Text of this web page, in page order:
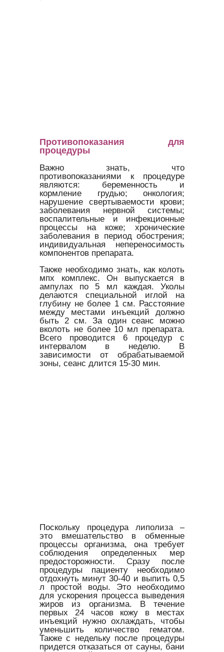
Противопоказания для
процедуры
Важно знать, что
противопоказаниями к процедуре
являются: беременность и
кормление грудью; онкология;
нарушение свертываемости крови;
заболевания нервной системы;
воспалительные и инфекционные
процессы на коже; хронические
заболевания в период обострения;
индивидуальная непереносимость
компонентов препарата.
Также необходимо знать, как колоть
мпх комплекс. Он выпускается в
ампулах по 5 мл каждая. Уколы
делаются специальной иглой на
глубину не более 1 см. Расстояние
между местами инъекций должно
быть 2 см. За один сеанс можно
вколоть не более 10 мл препарата.
Всего проводится 6 процедур с
интервалом в неделю. В
зависимости от обрабатываемой
зоны, сеанс длится 15-30 мин.
Поскольку процедура липолиза –
это вмешательство в обменные
процессы организма, она требует
соблюдения определенных мер
предосторожности. Сразу после
процедуры пациенту необходимо
отдохнуть минут 30-40 и выпить 0,5
л простой воды. Это необходимо
для ускорения процесса выведения
жиров из организма. В течение
первых 24 часов кожу в местах
инъекций нужно охлаждать, чтобы
уменьшить количество гематом.
Также с недельку после процедуры
придется отказаться от сауны, бани